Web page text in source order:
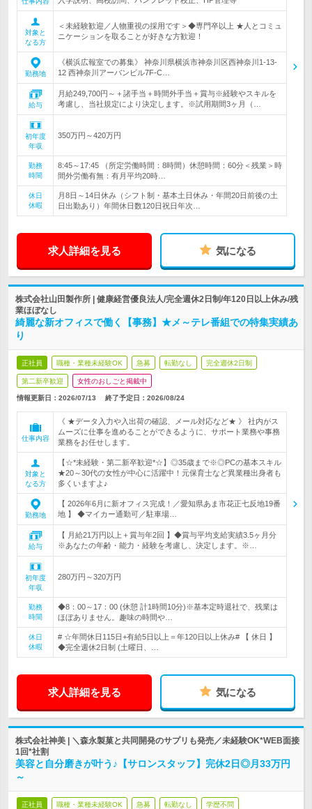
対象と
なる方
＜未経験歓迎／人物重視の採用です＞◆専門卒以上 ★人とコミュ
ニケーションを取ることが好きな方歓迎！
勤務地
《横浜広報室での募集》 神奈川県横浜市神奈川区西神奈川1-13-
12 西神奈川アーバンビル7F-C…
給与
月給249,700円～＋諸手当＋時間外手当＋賞与※経験やスキルを
考慮し、当社規定により決定します。※試用期間3ヶ月（…
初年度
年収
350万円～420万円
勤務
時間
8:45～17:45 （所定労働時間：8時間）休憩時間：60分＜残業＞時
間外労働有無：有月平均20時…
休日
休暇
月8日～14日休み（シフト制・基本土日休み・年間20日前後の土
日出勤あり）年間休日数120日祝日年次…
求人詳細を見る 気になる
株式会社山田製作所 | 健康経営優良法人/完全週休2日制/年120日以上休み/残
業ほぼなし
綺麗な新オフィスで働く【事務】★メ～テレ番組での特集実績あ
り
正社員 職種・業種未経験OK 急募 転勤なし 完全週休2日制
第二新卒歓迎 女性のおしごと掲載中
情報更新日：2026/07/13 終了予定日： 2026/08/24
仕事内容
《 ★データ入力や入出荷の確認、メール対応など★ 》 社内がス
ムーズに仕事を進めることができるように、サポート業務や事務
業務をお任せします。
対象と
なる方
【☆*未経験・第二新卒歓迎*☆】◎35歳まで※◎PCの基本スキル
★20～30代の女性が中心に活躍中！元保育士など異業種出身者も
多くいますよ♪
勤務地
【 2026年6月に新オフィス完成！／愛知県あま市花正七反地19番
地 】 ◆マイカー通勤可／駐車場…
給与
【 月給21万円以上＋賞与年2回 】◆賞与平均支給実績3.5ヶ月分
※あなたの年齢・能力・経験を考慮し、決定します。※…
初年度
年収
280万円～320万円
勤務
時間
◆8：00～17：00 (休憩 計1時間10分)※基本定時退社で、残業は
ほぼありません。趣味の時間や…
休日
休暇
# ☆年間休日115日+有給5日以上＝年120日以上休み# 【 休日 】
◆完全週休2日制 (土曜日、…
求人詳細を見る 気になる
株式会社神美 | ＼森永製菓と共同開発のサプリも発売／未経験OK*WEB面接
1回*社割
美容と自分磨きが叶う♪【サロンスタッフ】完休2日◎月33万円
～
正社員 職種・業種未経験OK 急募 転勤なし 学歴不問